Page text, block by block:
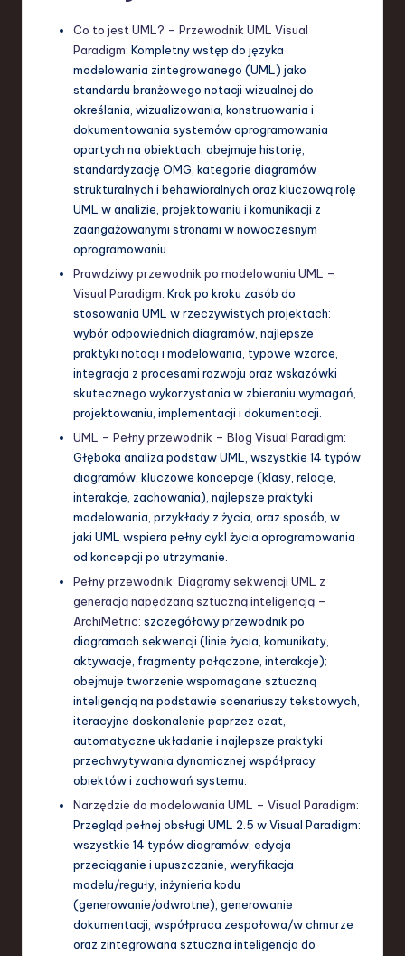
Co to jest UML? – Przewodnik UML Visual
Paradigm: Kompletny wstęp do języka
modelowania zintegrowanego (UML) jako
standardu branżowego notacji wizualnej do
określania, wizualizowania, konstruowania i
dokumentowania systemów oprogramowania
opartych na obiektach; obejmuje historię,
standardyzację OMG, kategorie diagramów
strukturalnych i behawioralnych oraz kluczową rolę
UML w analizie, projektowaniu i komunikacji z
zaangażowanymi stronami w nowoczesnym
oprogramowaniu.
Prawdziwy przewodnik po modelowaniu UML –
Visual Paradigm: Krok po kroku zasób do
stosowania UML w rzeczywistych projektach:
wybór odpowiednich diagramów, najlepsze
praktyki notacji i modelowania, typowe wzorce,
integracja z procesami rozwoju oraz wskazówki
skutecznego wykorzystania w zbieraniu wymagań,
projektowaniu, implementacji i dokumentacji.
UML – Pełny przewodnik – Blog Visual Paradigm:
Głęboka analiza podstaw UML, wszystkie 14 typów
diagramów, kluczowe koncepcje (klasy, relacje,
interakcje, zachowania), najlepsze praktyki
modelowania, przykłady z życia, oraz sposób, w
jaki UML wspiera pełny cykl życia oprogramowania
od koncepcji po utrzymanie.
Pełny przewodnik: Diagramy sekwencji UML z
generacją napędzaną sztuczną inteligencją –
ArchiMetric: szczegółowy przewodnik po
diagramach sekwencji (linie życia, komunikaty,
aktywacje, fragmenty połączone, interakcje);
obejmuje tworzenie wspomagane sztuczną
inteligencją na podstawie scenariuszy tekstowych,
iteracyjne doskonalenie poprzez czat,
automatyczne układanie i najlepsze praktyki
przechwytywania dynamicznej współpracy
obiektów i zachowań systemu.
Narzędzie do modelowania UML – Visual Paradigm:
Przegląd pełnej obsługi UML 2.5 w Visual Paradigm:
wszystkie 14 typów diagramów, edycja
przeciąganie i upuszczanie, weryfikacja
modelu/reguły, inżynieria kodu
(generowanie/odwrotne), generowanie
dokumentacji, współpraca zespołowa/w chmurze
oraz zintegrowana sztuczna inteligencja do